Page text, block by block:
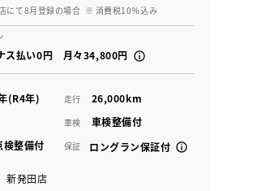
にて8月登録の場合 ※ 消費税10％込み
ス払い0円 月々34,800円
(R4年) 走行 26,000km
車検 車検整備付
検整備付 保証 ロングラン保証付
新発田店